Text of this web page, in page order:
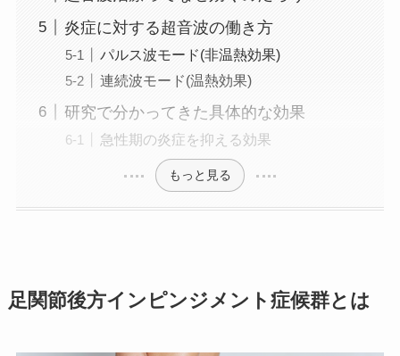
炎症に対する超音波の働き方
パルス波モード(非温熱効果)
連続波モード(温熱効果)
研究で分かってきた具体的な効果
急性期の炎症を抑える効果
もっと見る
足関節後方インピンジメント症候群とは